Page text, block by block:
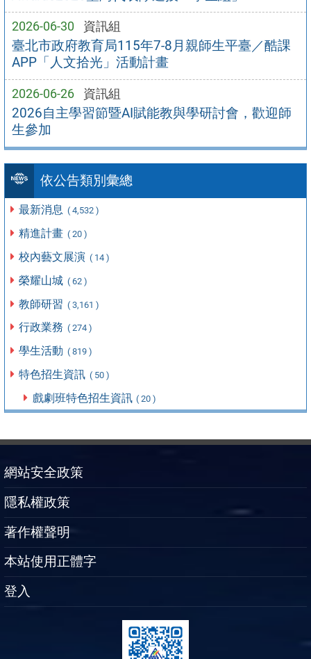
2026-06-30 資訊組
臺北市政府教育局115年7-8月親師生平臺／酷課
APP「人文拾光」活動計畫
2026-06-26 資訊組
2026自主學習節暨AI賦能教與學研討會，歡迎師
生參加
依公告類別彙總
最新消息 ( 4,532 )
精進計畫 ( 20 )
校內藝文展演 ( 14 )
榮耀山城 ( 62 )
教師研習 ( 3,161 )
行政業務 ( 274 )
學生活動 ( 819 )
特色招生資訊 ( 50 )
戲劇班特色招生資訊 ( 20 )
網站安全政策
隱私權政策
著作權聲明
本站使用正體字
登入